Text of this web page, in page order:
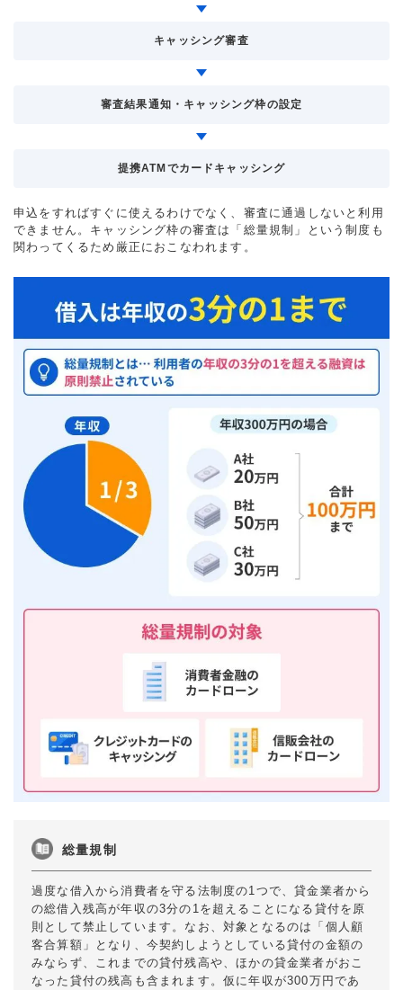
キャッシング審査
審査結果通知・キャッシング枠の設定
提携ATMでカードキャッシング
申込をすればすぐに使えるわけでなく、審査に通過しないと利用
できません。キャッシング枠の審査は「総量規制」という制度も
関わってくるため厳正におこなわれます。
総量規制
過度な借入から消費者を守る法制度の1つで、貸金業者から
の総借入残高が年収の3分の1を超えることになる貸付を原
則として禁止しています。なお、対象となるのは「個人顧
客合算額」となり、今契約しようとしている貸付の金額の
みならず、これまでの貸付残高や、ほかの貸金業者がおこ
なった貸付の残高も含まれます。仮に年収が300万円であ